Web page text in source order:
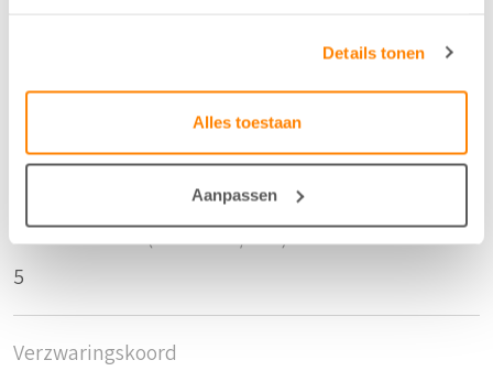
Details tonen
Alles toestaan
Aanpassen
Krimptolerantie breedte
Lichtechtheid (schaal 1 t/m 8)
5
Verzwaringskoord